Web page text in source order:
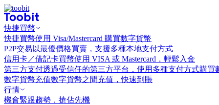
快捷買幣
快捷買幣使用 Visa/Mastercard 購買數字貨幣
P2P交易 以最優價格買賣，支援多種本地支付方式
信用卡／借記卡買幣使用 VISA 或 Mastercard，輕鬆入金
第三方支付透過受信任的第三方平台，使用多種支付方式購買
數字貨幣充值數字貨幣之間充值，快速到賬
行情
機會緊跟趨勢，搶佔先機